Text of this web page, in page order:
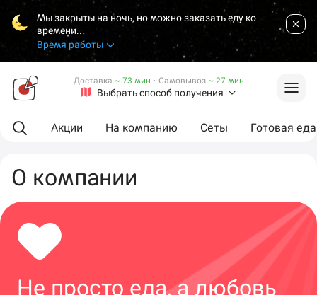
Мы закрыты на ночь, но можно заказать еду ко
времени...
Время работы
Выбрать способ получения
Доставка ~ 73 мин · Самовывоз ~ 27 мин
Акции На компанию Сеты Готовая еда
О компании
Не просто еда, а любовь